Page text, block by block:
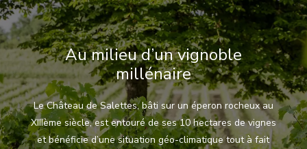
Au milieu d’un vignoble
millénaire
Le Château de Salettes, bâti sur un éperon rocheux au
XIIIème siècle, est entouré de ses 10 hectares de vignes
et bénéficie d’une situation géo-climatique tout à fait